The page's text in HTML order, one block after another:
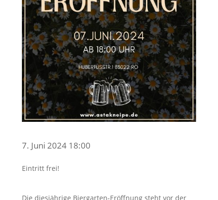
7. Juni 2024 18:00
Eintritt frei!
Die diesjährige Biergarten-Eröffnung steht vor der